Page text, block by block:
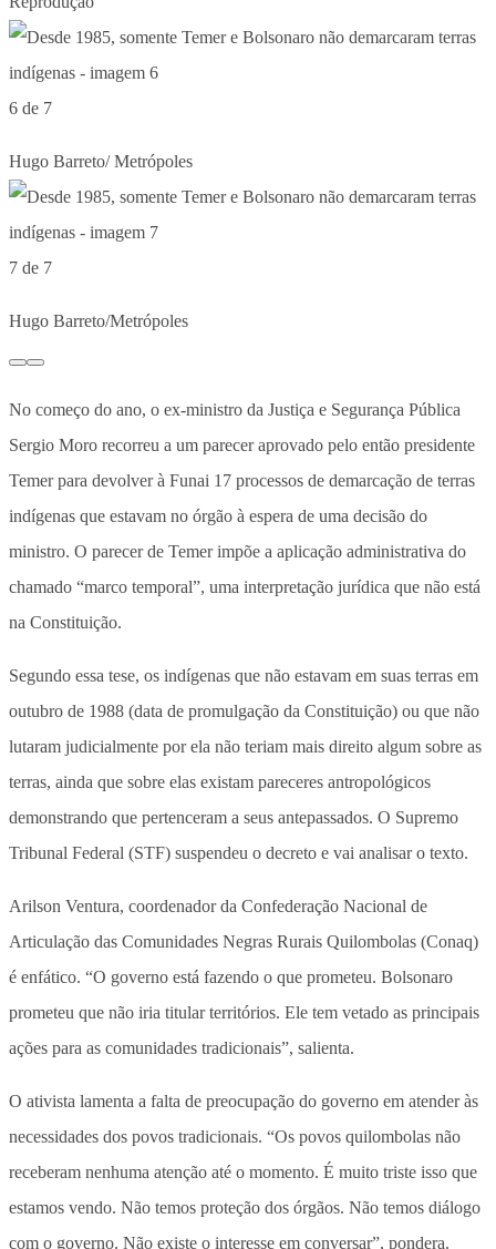
6 de 7
Hugo Barreto/ Metrópoles
7 de 7
Hugo Barreto/Metrópoles
No começo do ano, o ex-ministro da Justiça e Segurança Pública
Sergio Moro recorreu a um parecer aprovado pelo então presidente
Temer para devolver à Funai 17 processos de demarcação de terras
indígenas que estavam no órgão à espera de uma decisão do
ministro. O parecer de Temer impõe a aplicação administrativa do
chamado “marco temporal”, uma interpretação jurídica que não está
na Constituição.
Segundo essa tese, os indígenas que não estavam em suas terras em
outubro de 1988 (data de promulgação da Constituição) ou que não
lutaram judicialmente por ela não teriam mais direito algum sobre as
terras, ainda que sobre elas existam pareceres antropológicos
demonstrando que pertenceram a seus antepassados. O Supremo
Tribunal Federal (STF) suspendeu o decreto e vai analisar o texto.
Arilson Ventura, coordenador da Confederação Nacional de
Articulação das Comunidades Negras Rurais Quilombolas (Conaq)
é enfático. “O governo está fazendo o que prometeu. Bolsonaro
prometeu que não iria titular territórios. Ele tem vetado as principais
ações para as comunidades tradicionais”, salienta.
O ativista lamenta a falta de preocupação do governo em atender às
necessidades dos povos tradicionais. “Os povos quilombolas não
receberam nenhuma atenção até o momento. É muito triste isso que
estamos vendo. Não temos proteção dos órgãos. Não temos diálogo
com o governo. Não existe o interesse em conversar”, pondera.